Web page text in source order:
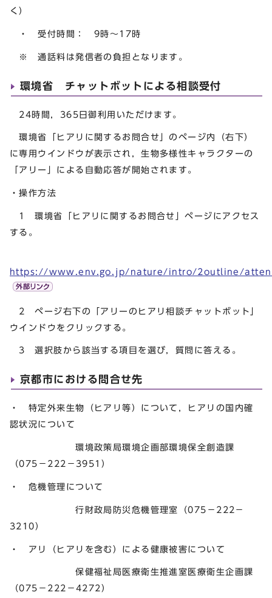
く）
・ 受付時間： 9時～17時
※ 通話料は発信者の負担となります。
環境省 チャットボットによる相談受付
24時間，365日御利用いただけます。
環境省「ヒアリに関するお問合せ」のページ内（右下）
に専用ウインドウが表示され，生物多様性キャラクターの
「アリー」による自動応答が開始されます。
・操作方法
1 環境省「ヒアリに関するお問合せ」ページにアクセス
する。
https://www.env.go.jp/nature/intro/2outline/
2 ページ右下の「アリーのヒアリ相談チャットボット」
ウインドウをクリックする。
3 選択肢から該当する項目を選び，質問に答える。
京都市における問合せ先
・ 特定外来生物（ヒアリ等）について，ヒアリの国内確
認状況について
環境政策局環境企画部環境保全創造課
（075－222－3951）
・ 危機管理について
行財政局防災危機管理室（075－222－
3210）
・ アリ（ヒアリを含む）による健康被害について
保健福祉局医療衛生推進室医療衛生企画課
（075－222－4272）